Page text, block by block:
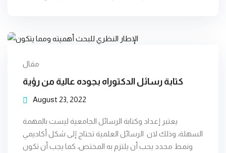
مقال
كتابة رسائل الدكتوراه بجوده عالية من رؤية
August 23, 2022
يعتبر إعداد وكتابة الرسائل الجامعية ليست بالمهمة
السهلة، وذلك لان الرسائل العلمية تحتاج إلى شكل أكاديمي
ونمط محدد يحب أن يلتزم به المختص، كما يجب أن تكون